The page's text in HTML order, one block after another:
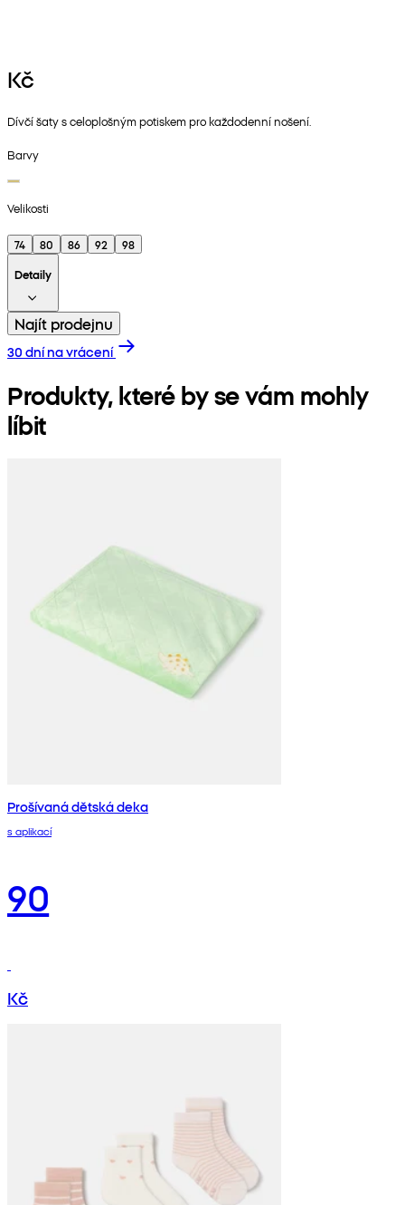
Kč
Dívčí šaty s celoplošným potiskem pro každodenní nošení.
Barvy
Velikosti
74 80 86 92
98
Detaily
Najít prodejnu
30 dní na vrácení
Produkty, které by se vám mohly
líbit
Prošívaná dětská deka
s aplikací
90
Kč